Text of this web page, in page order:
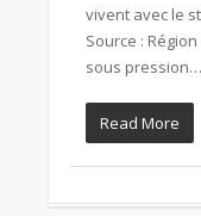
vivent avec le
Source :
sous pression…
Read More